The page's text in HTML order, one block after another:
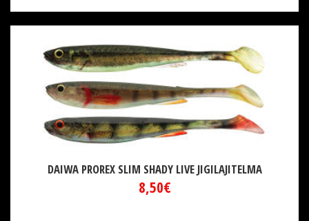
DAIWA PROREX SLIM SHADY LIVE JIGILAJITELMA
8,50€